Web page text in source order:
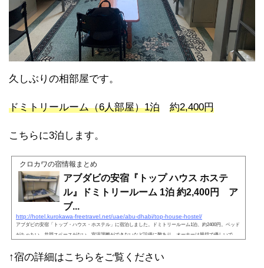
久しぶりの相部屋です。
ドミトリールーム（6人部屋）1泊 約2,400円
こちらに3泊します。
クロカワの宿情報まとめ
アブダビの安宿『トップ ハウス ホステ
ル』ドミトリールーム 1泊 約2,400円 ア
ブ...
http://hotel.kurokawa-freetravel.net/uae/abu-dhabi/top-house-hostel/
アブダビの安宿「トップ・ハウス・ホステル」に宿泊しました。ドミトリールーム1泊、約2400円。ベッド
がちゃちい。共同スペースがない。室温調整ができないなど設備に難あり。オーナーは親切で優しいで
↑宿の詳細はこちらをご覧ください